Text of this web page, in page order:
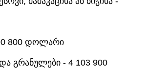
800 დოლარი
გრანულები - 4 103 900